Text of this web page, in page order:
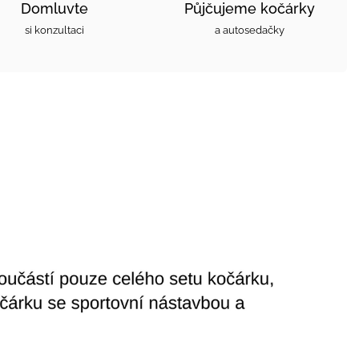
Domluvte
si konzultaci
Půjčujeme kočárky
a autosedačky